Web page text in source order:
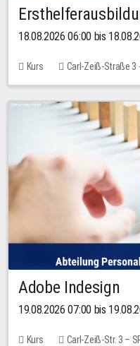
18.08.2026 06:00 bis
Kurs Carl-Zeiß-Straße 3
Adobe Indesign
19.08.2026 07:00 bis
Kurs Carl-Zeiß-Str. 3 –